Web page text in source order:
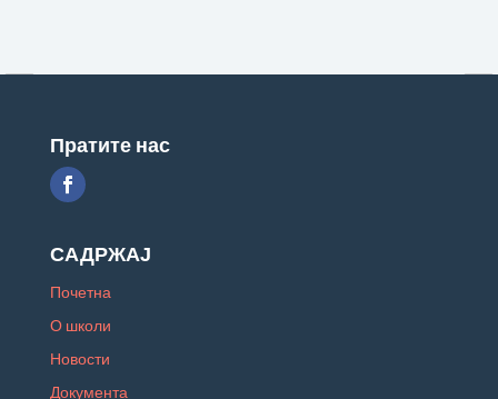
Пратите нас
САДРЖАЈ
Почетна
О школи
Новости
Документа